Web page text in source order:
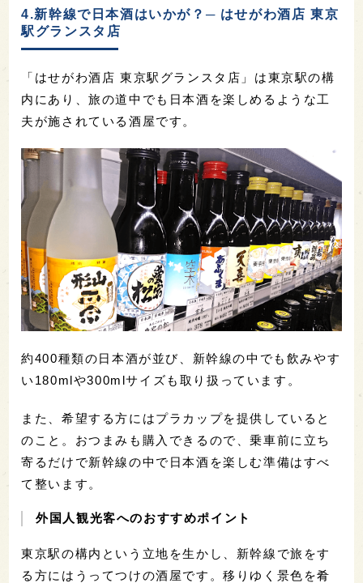
4.新幹線で日本酒はいかが？─ はせがわ酒店 東京
駅グランスタ店
「はせがわ酒店 東京駅グランスタ店」は東京駅の構
内にあり、旅の道中でも日本酒を楽しめるような工
夫が施されている酒屋です。
約400種類の日本酒が並び、新幹線の中でも飲みやす
い180mlや300mlサイズも取り扱っています。
また、希望する方にはプラカップを提供していると
のこと。おつまみも購入できるので、乗車前に立ち
寄るだけで新幹線の中で日本酒を楽しむ準備はすべ
て整います。
外国人観光客へのおすすめポイント
東京駅の構内という立地を生かし、新幹線で旅をす
る方にはうってつけの酒屋です。移りゆく景色を肴